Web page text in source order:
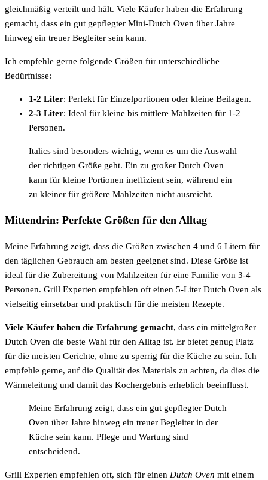
gleichmäßig verteilt und hält. Viele Käufer haben die Erfahrung
gemacht, dass ein gut gepflegter Mini-Dutch Oven über Jahre
hinweg ein treuer Begleiter sein kann.
Ich empfehle gerne folgende Größen für unterschiedliche
Bedürfnisse:
1-2 Liter: Perfekt für Einzelportionen oder kleine Beilagen.
2-3 Liter: Ideal für kleine bis mittlere Mahlzeiten für 1-2
Personen.
Italics sind besonders wichtig, wenn es um die Auswahl
der richtigen Größe geht. Ein zu großer Dutch Oven
kann für kleine Portionen ineffizient sein, während ein
zu kleiner für größere Mahlzeiten nicht ausreicht.
Mittendrin: Perfekte Größen für den Alltag
Meine Erfahrung zeigt, dass die Größen zwischen 4 und 6 Litern für
den täglichen Gebrauch am besten geeignet sind. Diese Größe ist
ideal für die Zubereitung von Mahlzeiten für eine Familie von 3-4
Personen. Grill Experten empfehlen oft einen 5-Liter Dutch Oven als
vielseitig einsetzbar und praktisch für die meisten Rezepte.
Viele Käufer haben die Erfahrung gemacht, dass ein mittelgroßer
Dutch Oven die beste Wahl für den Alltag ist. Er bietet genug Platz
für die meisten Gerichte, ohne zu sperrig für die Küche zu sein. Ich
empfehle gerne, auf die Qualität des Materials zu achten, da dies die
Wärmeleitung und damit das Kochergebnis erheblich beeinflusst.
Meine Erfahrung zeigt, dass ein gut gepflegter Dutch
Oven über Jahre hinweg ein treuer Begleiter in der
Küche sein kann. Pflege und Wartung sind
entscheidend.
Grill Experten empfehlen oft, sich für einen Dutch Oven mit einem